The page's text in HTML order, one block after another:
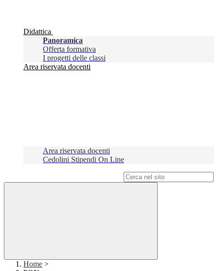
Didattica
Panoramica
Offerta formativa
I progetti delle classi
Area riservata docenti
Area riservata docenti
Cedolini Stipendi On Line
Home >